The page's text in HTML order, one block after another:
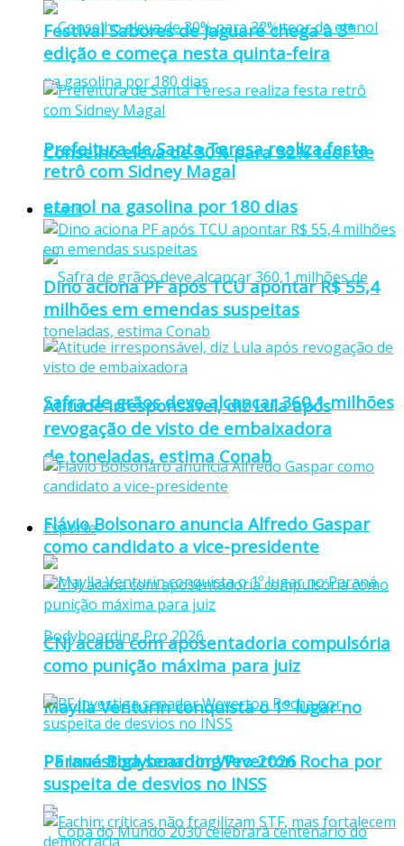
Conselho eleva de 30% para 32% teor de
etanol na gasolina por 180 dias
Safra de grãos deve alcançar 360,1 milhões
de toneladas, estima Conab
Esporte
Maylla Venturin conquista o 1º lugar no
Paraná Bodyboarding Pro 2026
Festival Sabores de Jaguaré chega à 3ª
edição e começa nesta quinta-feira
Prefeitura de Santa Teresa realiza festa
retrô com Sidney Magal
Brasil
Dino aciona PF após TCU apontar R$ 55,4
milhões em emendas suspeitas
Atitude irresponsável, diz Lula após
revogação de visto de embaixadora
Flávio Bolsonaro anuncia Alfredo Gaspar
como candidato a vice-presidente
CNJ acaba com aposentadoria compulsória
como punição máxima para juiz
PF investiga senador Weverton Rocha por
suspeita de desvios no INSS